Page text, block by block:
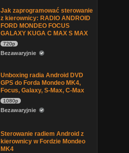
Jak zaprogramować sterowanie
z kierownicy: RADIO ANDROID
FORD MONDEO FOCUS
GALAXY KUGA C MAX S MAX
720p
Bezawaryjnie
Unboxing radia Android DVD
GPS do Forda Mondeo MK4,
Focus, Galaxy, S-Max, C-Max
1080p
Bezawaryjnie
Sterowanie radiem Android z
kierownicy w Fordzie Mondeo
MK4